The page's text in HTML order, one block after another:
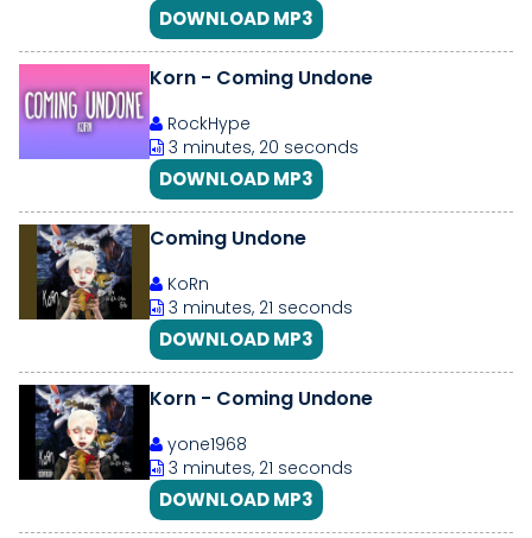
DOWNLOAD MP3
Korn - Coming Undone
RockHype
3 minutes, 20 seconds
DOWNLOAD MP3
Coming Undone
KoRn
3 minutes, 21 seconds
DOWNLOAD MP3
Korn - Coming Undone
yone1968
3 minutes, 21 seconds
DOWNLOAD MP3